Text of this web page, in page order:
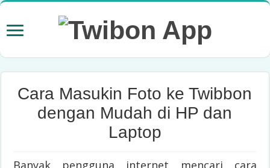
Cara Masukin Foto ke Twibbon
dengan Mudah di HP dan
Laptop